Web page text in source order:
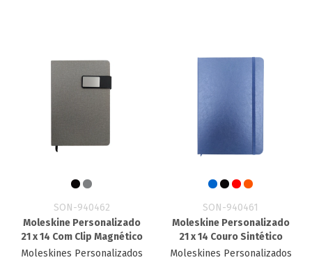
SON-940462
Moleskine Personalizado
21 x 14 Com Clip Magnético
Moleskines Personalizados
SON-940461
Moleskine Personalizado
21 x 14 Couro Sintético
Moleskines Personalizados